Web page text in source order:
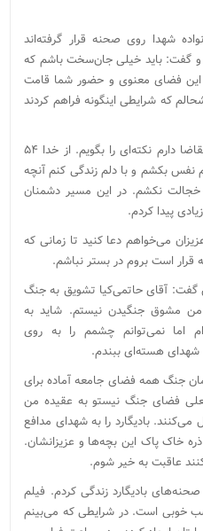
شهدا روی صحنه قرار گرفته‌اند
و گفت: باید خیلی جان‌سخت باشم که
این فضای معنوی و حضور شما قامت
که شرایطی اینگونه فراهم کردند
قبل از اینکه تابلو را رونمایی کنیم تقاضا دارم نکته‌ای را بگویم. از خدا ۵۴
نفس بکشم و با دلم زندگی کنم آنچه
نکشم. در این مسیر دشمنان
پیدا کردم.
می‌خواهم دعا کنید تا زمانی که
است بروم در بستر نباشم.
گفت: آقای حاتمی‌کیا تشویق به جنگ
من مشوق جنگیدن نیستم. شاید به
اما نمی‌توانم چشمم را به روی
شهدای هسته‌ای ببندم.
جنگ همه فضای جامعه آماده برای
فضای جنگ نیستو به عقیده من
بادیگارد را به شهدای مدافع
خاک پاک این بچه‌ها و عزیزانشان.
عاقبت به خیر شوم.
بادیگارد زندگی کردم. فیلم
شب خوبی است. در شرایطی که می‌بینم